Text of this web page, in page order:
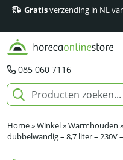
Gratisverzending in NL
085 060 7116
Home»Winkel»Warmhouden »
dubbelwandig – 8,7 liter – 230V